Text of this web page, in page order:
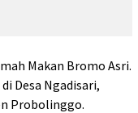
Makan Bromo Asri.
Desa Ngadisari,
Probolinggo.